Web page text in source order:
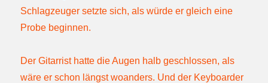
Schlagzeuger setzte sich, als würde er gleich eine
Probe beginnen.
Der Gitarrist hatte die Augen halb geschlossen, als
wäre er schon längst woanders. Und der Keyboarder